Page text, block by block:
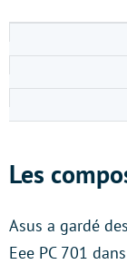
Les
Asus a gardé
Eee PC 701